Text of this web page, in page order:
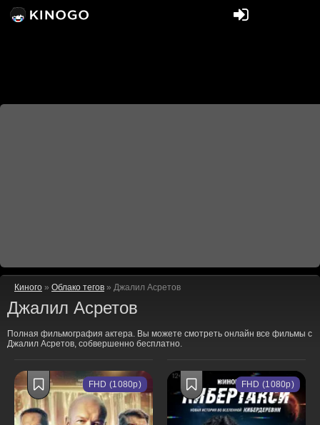
Киного » Облако тегов » Джалил Асретов
Джалил Асретов
Полная фильмография актера. Вы можете смотреть онлайн все фильмы с
Джалил Асретов, собвершенно бесплатно.
FHD (1080p) FHD (1080p)